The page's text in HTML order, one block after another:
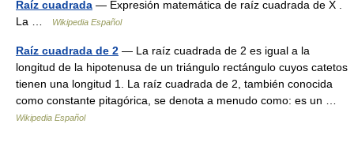
Raíz cuadrada — Expresión matemática de raíz cuadrada de X .
La …
Wikipedia Español
Raíz cuadrada de 2 — La raíz cuadrada de 2 es igual a la
longitud de la hipotenusa de un triángulo rectángulo cuyos catetos
tienen una longitud 1. La raíz cuadrada de 2, también conocida
como constante pitagórica, se denota a menudo como: es un …
Wikipedia Español